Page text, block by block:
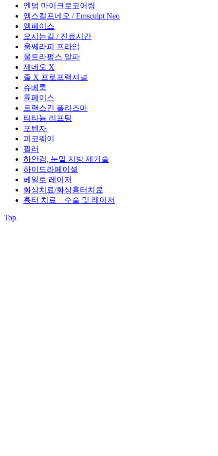
엔덤 마이크로코어링
엠스컬프네오 / Emsculpt Neo
엠페이스
오시는길 / 진료시간
울쎄라피 프라임
울트라펄스 알파
제네오 X
줄 X 프로프랙셔널
쥬베룩
튠페이스
트랜스킨 플라즈마
티타늄 리프팅
포텐자
피코웨이
필러
하안검, 눈밑 지방 제거술
하이드라페이셜
헤일로 레이저
화상치료/화상흉터치료
흉터 치료 – 수술 및 레이저
Top